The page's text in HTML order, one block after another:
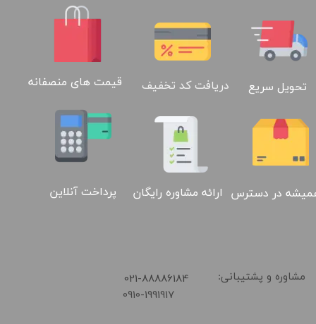
تحویل سریع دریافت کد تخفیف قیمت های منصفانه
در دسترس ارائه مشاوره رایگان پرداخت آنلاین
مشاوره و پشتیبانی: ​021-88886184
0910-1991917